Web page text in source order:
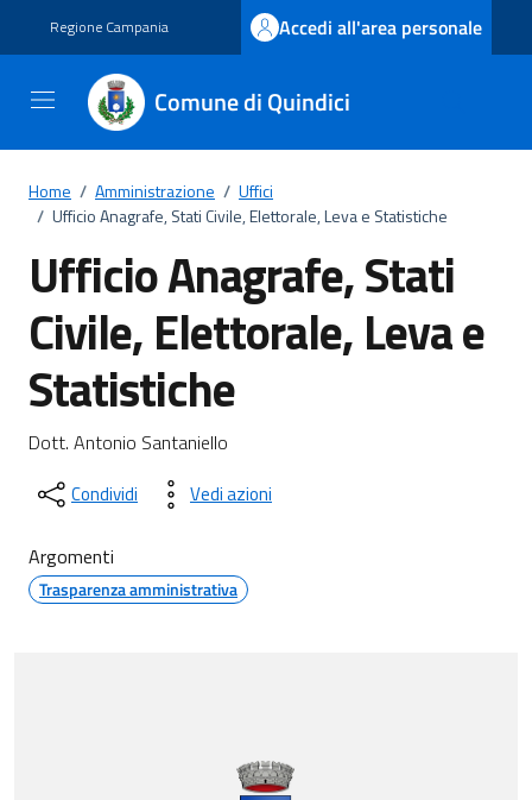
Regione Campania Accedi all'area personale
Comune di Quindici
Home / Amministrazione / Uffici
/ Ufficio Anagrafe, Stati Civile, Elettorale, Leva e Statistiche
Ufficio Anagrafe, Stati
Civile, Elettorale, Leva e
Statistiche
Dettagli del documento
Dott. Antonio Santaniello
Condividi Vedi azioni
Argomenti
Trasparenza amministrativa